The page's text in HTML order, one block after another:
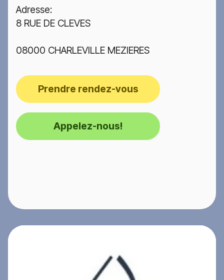
Adresse:
8 RUE DE CLEVES
08000 CHARLEVILLE MEZIERES
Prendre rendez-vous
Appelez-nous!